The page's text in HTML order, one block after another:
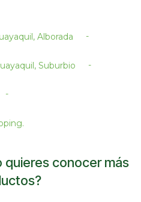
Alborada -
Suburbio -
-
quieres conocer más